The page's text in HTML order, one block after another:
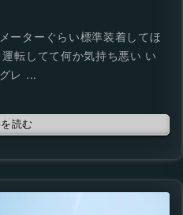
ーターぐらい標準装着してほ
転してて何か気持ち悪い い
レ ...
読む